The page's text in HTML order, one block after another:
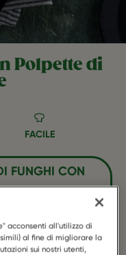
Polpette di
FACILE
FUNGHI CON
Email Pinterest
acconsenti all'utilizzo di
al fine di migliorare la
sui nostri utenti,